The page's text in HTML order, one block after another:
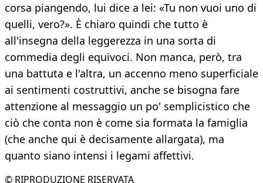
corsa piangendo, lui dice a lei: «Tu non vuoi uno di
quelli, vero?». È chiaro quindi che tutto è
all'insegna della leggerezza in una sorta di
commedia degli equivoci. Non manca, però, tra
una battuta e l'altra, un accenno meno superficiale
ai sentimenti costruttivi, anche se bisogna fare
attenzione al messaggio un po' semplicistico che
ciò che conta non è come sia formata la famiglia
(che anche qui è decisamente allargata), ma
quanto siano intensi i legami affettivi.
© RIPRODUZIONE RISERVATA